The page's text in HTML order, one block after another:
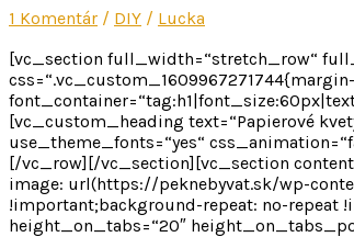
1 Komentár / DIY / Lucka
[vc_section full_width=“stretch_row“
[vc_custom_heading text=“Papierové
use_theme_fonts=“yes“
[/vc_row][/vc_section][vc_section
image: url(https://peknebyvat.sk/wp-
!important;background-repeat: no-repeat
height_on_tabs=“20″